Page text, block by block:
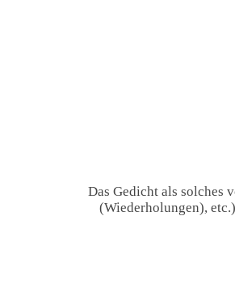
Das Gedicht als solches
(Wiederholungen),